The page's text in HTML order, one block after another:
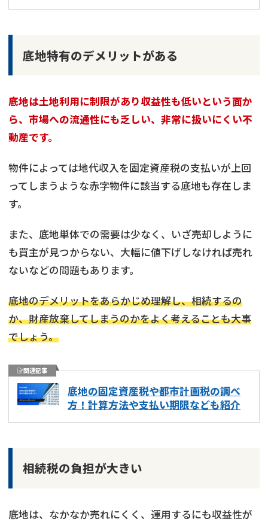
底地特有のデメリットがある
底地は土地利用に制限があり収益性も低いという面か
ら、市場への流通性にも乏しい、非常に扱いにくい不
動産です。
物件によっては地代収入を固定資産税の支払いが上回
ってしまうような赤字物件に該当する底地も存在しま
す。
また、底地単体での需要は少なく、いざ売却しように
も買主が見つからない、大幅に値下げしなければ売れ
ないなどの問題もあります。
底地のデメリットをあらかじめ理解し、相続するの
か、財産放棄してしまうのかをよく考えることも大事
でしょう。
関連記事
底地の固定資産税や都市計画税の調べ
方！計算方法や支払い期限なども紹介
相続税の負担が大きい
底地は、なかなか売れにくく、運用するにも収益性が